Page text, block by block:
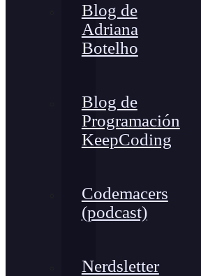
Blog de
Adriana
Botelho
Blog de
Programación
KeepCoding
Codemacers
(podcast)
Nerdsletter